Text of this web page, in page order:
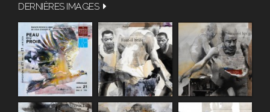
DERNIÈRES IMAGES